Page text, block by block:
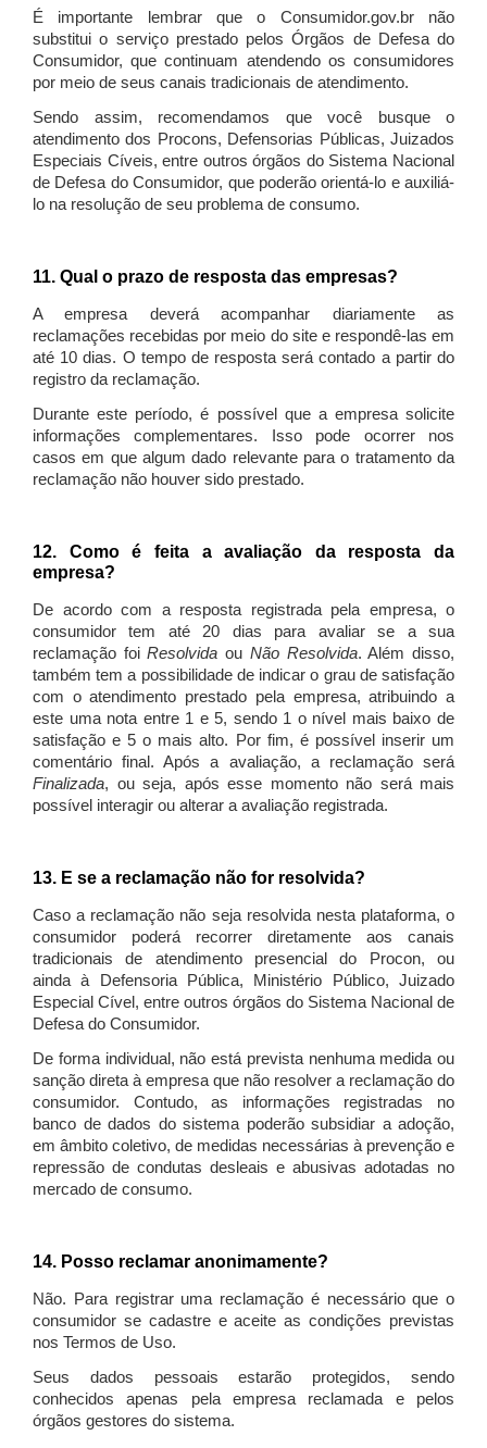
É importante lembrar que o Consumidor.gov.br não
substitui o serviço prestado pelos Órgãos de Defesa do
Consumidor, que continuam atendendo os consumidores
por meio de seus canais tradicionais de atendimento.
Sendo assim, recomendamos que você busque o
atendimento dos Procons, Defensorias Públicas, Juizados
Especiais Cíveis, entre outros órgãos do Sistema Nacional
de Defesa do Consumidor, que poderão orientá-lo e auxiliá-
lo na resolução de seu problema de consumo.
11. Qual o prazo de resposta das empresas?
A empresa deverá acompanhar diariamente as
reclamações recebidas por meio do site e respondê-las em
até 10 dias. O tempo de resposta será contado a partir do
registro da reclamação.
Durante este período, é possível que a empresa solicite
informações complementares. Isso pode ocorrer nos
casos em que algum dado relevante para o tratamento da
reclamação não houver sido prestado.
12. Como é feita a avaliação da resposta da
empresa?
De acordo com a resposta registrada pela empresa, o
consumidor tem até 20 dias para avaliar se a sua
reclamação foiResolvida ou Não Resolvida. Além disso,
também tem a possibilidade de indicar o grau de satisfação
com o atendimento prestado pela empresa, atribuindo a
este uma nota entre 1 e 5, sendo 1 o nível mais baixo de
satisfação e 5 o mais alto. Por fim, é possível inserir um
comentário final. Após a avaliação, a reclamação será
Finalizada, ou seja, após esse momento não será mais
possível interagir ou alterar a avaliação registrada.
13. E se a reclamação não for resolvida?
Caso a reclamação não seja resolvida nesta plataforma, o
consumidor poderá recorrer diretamente aos canais
tradicionais de atendimento presencial do Procon, ou
ainda à Defensoria Pública, Ministério Público, Juizado
Especial Cível, entre outros órgãos do Sistema Nacional de
Defesa do Consumidor.
De forma individual, não está prevista nenhuma medida ou
sanção direta à empresa que não resolver a reclamação do
consumidor. Contudo, as informações registradas no
banco de dados do sistema poderão subsidiar a adoção,
em âmbito coletivo, de medidas necessárias à prevenção e
repressão de condutas desleais e abusivas adotadas no
mercado de consumo.
14. Posso reclamar anonimamente?
Não. Para registrar uma reclamação é necessário que o
consumidor se cadastre e aceite as condições previstas
nos Termos de Uso.
Seus dados pessoais estarão protegidos, sendo
conhecidos apenas pela empresa reclamada e pelos
órgãos gestores do sistema.